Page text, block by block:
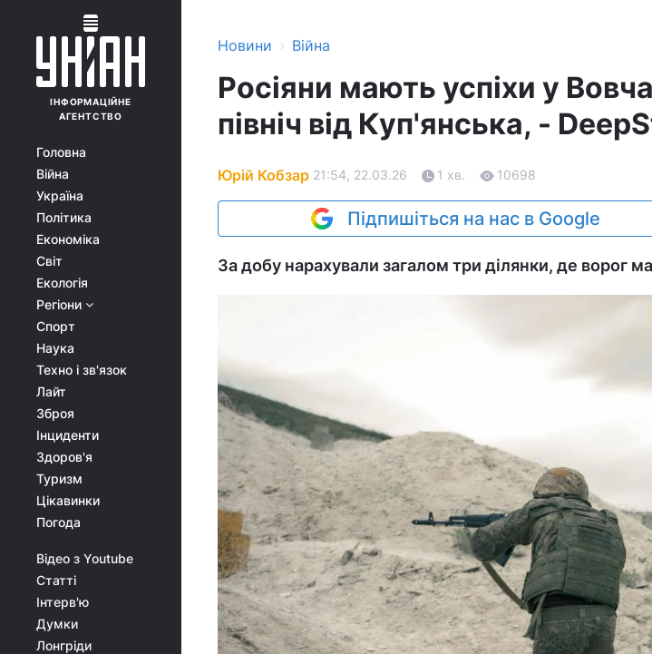
ІНФОРМАЦІЙНЕ
АГЕНТСТВО
Головна
Війна
Україна
Політика
Економіка
Світ
Екологія
Регіони
Спорт
Наука
Техно і зв'язок
Лайт
Зброя
Інциденти
Здоров'я
Туризм
Цікавинки
Погода
Відео з Youtube
Статті
Інтерв'ю
Думки
Лонгріди
Новини › Війна
Росіяни мають успіхи у
північ від Куп'янська, -
Юрій Кобзар 21:54, 22.03.26 1 хв. 10698
Підпишіться на нас в Google
За добу нарахували загалом три ділянки, де ворог